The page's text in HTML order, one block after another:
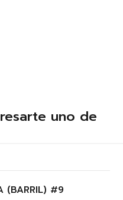
uno de
(BARRIL) #9